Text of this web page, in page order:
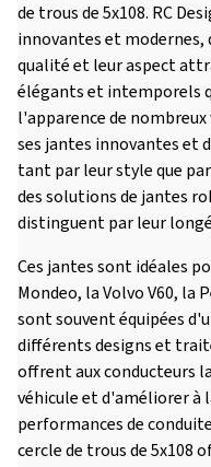
de trous de 5x108. RC
innovantes et modernes,
qualité et leur aspect
élégants et intemporels
l'apparence de
ses jantes innovantes et
tant par leur style que
des solutions de jantes
distinguent par leur
Ces jantes sont idéales
Mondeo, la Volvo V60, la
sont souvent équipées
différents designs et
offrent aux conducteurs
véhicule et d'améliorer à
performances de
cercle de trous de 5x108